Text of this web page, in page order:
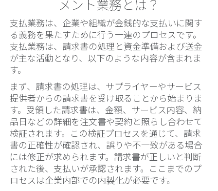
メント業務とは？
支払業務は、企業や組織が金銭的な支払いに関す
る義務を果たすために行う一連のプロセスです。
支払業務は、請求書の処理と資金準備および送金
が主な活動となり、以下のような内容が含まれま
す。
まず、請求書の処理は、サプライヤーやサービス
提供者からの請求書を受け取ることから始まりま
す。受領した請求書は、金額、サービス内容、納
品日などの詳細を注文書や契約と照らし合わせて
検証されます。この検証プロセスを通じて、請求
書の正確性が確認され、誤りや不一致がある場合
には修正が求められます。請求書が正しいと判断
された後、支払いが承認されます。ここまでのプ
ロセスは企業内部での内製化が必要です。